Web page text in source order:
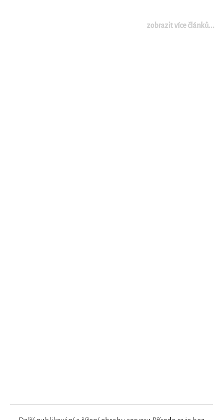
zobrazit více článků...